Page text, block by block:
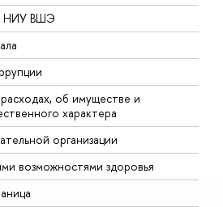
НИУ ВШЭ
об имуществе и
характера
организации
возможностями здоровья